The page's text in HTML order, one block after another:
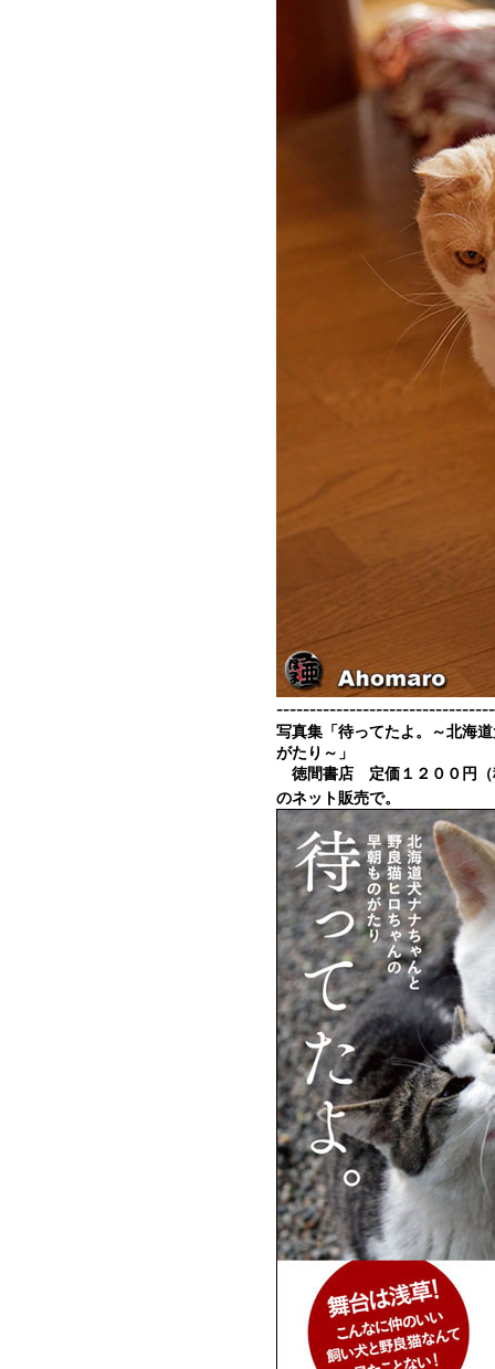
写真集「待ってたよ。～北海
がたり～」
徳間書店 定価１２００円（
のネット販売で。